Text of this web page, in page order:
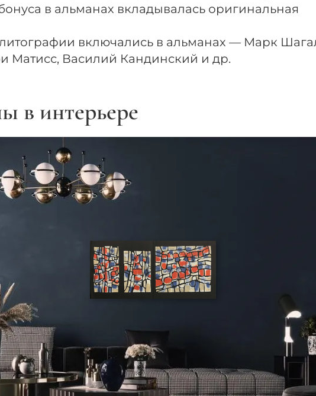
в альманах вкладывалась оригинальная
включались в альманах — Марк
Матисс, Василий Кандинский и др.
в интерьере